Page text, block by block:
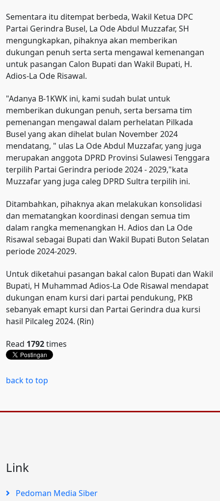
Sementara itu ditempat berbeda, Wakil Ketua DPC
Partai Gerindra Busel, La Ode Abdul Muzzafar, SH
mengungkapkan, pihaknya akan memberikan
dukungan penuh serta serta mengawal kemenangan
untuk pasangan Calon Bupati dan Wakil Bupati, H.
Adios-La Ode Risawal.
"Adanya B-1KWK ini, kami sudah bulat untuk
memberikan dukungan penuh, serta bersama tim
pemenangan mengawal dalam perhelatan Pilkada
Busel yang akan dihelat bulan November 2024
mendatang, " ulas La Ode Abdul Muzzafar, yang juga
merupakan anggota DPRD Provinsi Sulawesi Tenggara
terpilih Partai Gerindra periode 2024 - 2029,"kata
Muzzafar yang juga caleg DPRD Sultra terpilih ini.
Ditambahkan, pihaknya akan melakukan konsolidasi
dan mematangkan koordinasi dengan semua tim
dalam rangka memenangkan H. Adios dan La Ode
Risawal sebagai Bupati dan Wakil Bupati Buton Selatan
periode 2024-2029.
Untuk diketahui pasangan bakal calon Bupati dan Wakil
Bupati, H Muhammad Adios-La Ode Risawal mendapat
dukungan enam kursi dari partai pendukung, PKB
sebanyak emapt kursi dan Partai Gerindra dua kursi
hasil Pilcaleg 2024. (Rin)
Read 1792times
back to top
Link
Pedoman Media Siber